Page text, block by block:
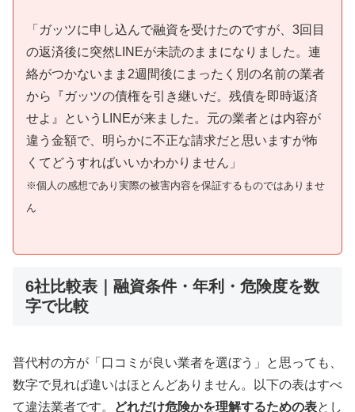
「ガッツに申し込んで融資を受けたのですが、3回目
の返済後に突然LINEが未読のままになりました。連
絡がつかないまま2週間後にまったく別の名前の業者
から『ガッツの債権を引き継いだ。残債を即時返済
せよ』というLINEが来ました。元の業者とは内容が
違う金額で、明らかに不正な請求だと思いますが怖
くてどうすればいいかわかりません」
※個人の感想であり実際の被害内容を保証するものではありませ
ん
6社比較表｜融資条件・年利・危険度を数
字で比較
普代村の方が「口コミが良い業者を選ぼう」と思っても、
数字で見れば違いはほとんどありません。以下の表はすべ
て違法業者です。
どれだけ危険かを理解するための表とし